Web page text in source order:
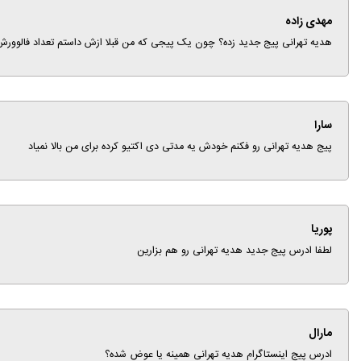
مهدی زاده
هدیه تهرانی پیج جدید زده؟ چون یک پیجی که من قبلا ازش داستم تعداد
سارا
پیج هدیه تهرانی رو فکنم خودش یه مدتی دی اکتیو کرده برای من بالا نمیاد
پوریا
لطفا ادرس پیج جدید هدیه تهرانی رو هم بزارین
مارال
ادرس پیج اینستاگرام هدیه تهرانی همینه یا عوض شده؟